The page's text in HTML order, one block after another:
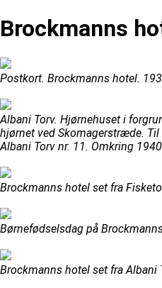
Brockmanns
Postkort. Brockmanns hotel.
Albani Torv. Hjørnehuset i
hjørnet ved Skomagerstræde.
Albani Torv nr. 11. Omkring 1940
Brockmanns hotel set fra
Børnefødselsdag på
Brockmanns hotel set fra Albani